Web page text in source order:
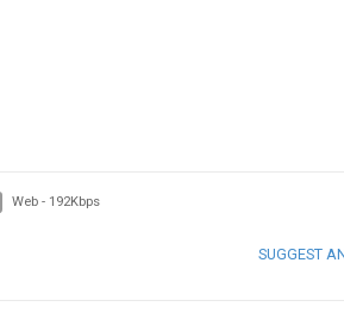
Web - 192Kbps
SUGGEST